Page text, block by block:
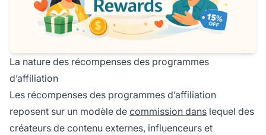
La nature des récompenses des programmes
d’affiliation
Les récompenses des programmes d’affiliation
reposent sur un modèle de commission dans lequel des
créateurs de contenu externes, influenceurs et